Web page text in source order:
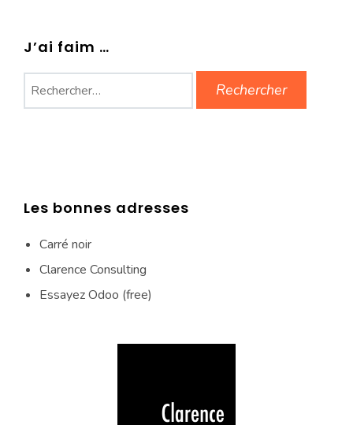
J’ai faim …
Les bonnes adresses
Carré noir
Clarence Consulting
Essayez Odoo (free)